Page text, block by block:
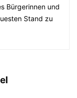
Bürgerinnen und
Stand zu